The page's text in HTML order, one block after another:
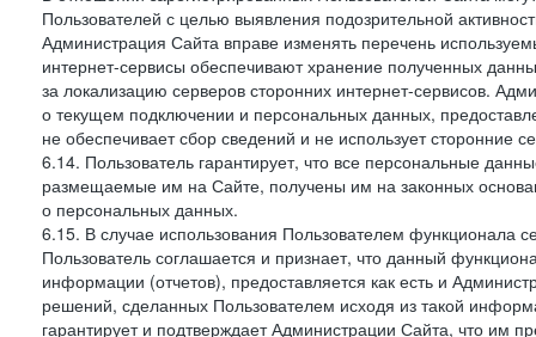
Пользователей с целью выявления подозрительной
Администрация Сайта вправе изменять перечень
интернет-сервисы обеспечивают хранение полученных
за локализацию серверов сторонних интернет-сервисов.
о текущем подключении и персональных данных,
не обеспечивает сбор сведений и не использует
6.14. Пользователь гарантирует, что все персональные
размещаемые им на Сайте, получены им на законных
о персональных данных.
6.15. В случае использования Пользователем функционала
Пользователь соглашается и признает, что данный
информации (отчетов), предоставляется как есть и
решений, сделанных Пользователем исходя из такой
гарантирует и подтверждает Администрации Сайта, что им